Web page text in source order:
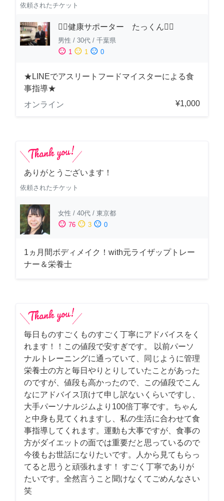
依頼されたチケット
🏋️‍♂️健康サポーター たっくん🏋️‍♂️
男性 / 30代 / 千葉県
sentiment_satisfied 1 sentiment_neutral 1 sentiment_dissatisfied 0
★LINEでアスリートフードマイスターによる食
事指導★
オンライン
¥1,000
ありがとうございます！
依頼されたチケット
女性 / 40代 / 東京都
sentiment_satisfied 76 sentiment_neutral 3 sentiment_dissatisfied 0
1ヵ月間ボディメイク！with元ライザップトレー
ナー＆栄養士
毎日ものすごくものすごく丁寧にアドバイスをく
れます！！この値段で安すぎです。 以前パーソ
ナルトレーニングに通っていて、同じように管理
栄養士の方と毎日やりとりしていたことがあった
のですが、値段も高かったので、この値段でこん
なにアドバイス頂けて申し訳ないくらいですし、
大手パーソナルジムより100倍丁寧です。ちゃん
と中身も見てくれますし、私の生活に合わせて食
事指導してくれます。運動も大事ですが、食事の
方がダイエットの面では重要だと思っているので
今後もお世話になりたいです。人から見てもらっ
てると思うと頑張れます！ すごく丁寧でありが
たいです。全然言うこと聞けなくてごめんなさい
笑